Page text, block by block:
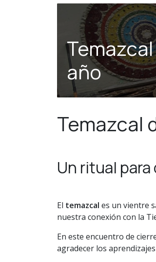
año
Temazcal
Un ritual para
El temazcal es un vientre
nuestra conexión con la
En este encuentro de
agradecer los